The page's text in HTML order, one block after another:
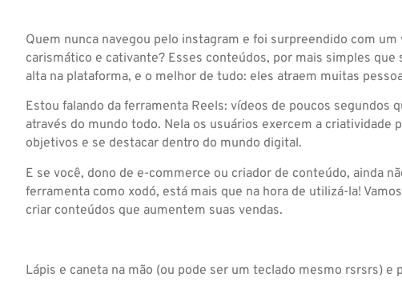
Quem nunca navegou pelo instagram e foi surpreendido com um
carismático e cativante? Esses conteúdos, por mais simples que
alta na plataforma, e o melhor de tudo: eles atraem muitas
Estou falando da ferramenta Reels: vídeos de poucos segundos
através do mundo todo. Nela os usuários exercem a criatividade
objetivos e se destacar dentro do mundo digital.
E se você, dono de e-commerce ou criador de conteúdo, ainda
ferramenta como xodó, está mais que na hora de utilizá-la!
criar conteúdos que aumentem suas vendas.
Lápis e caneta na mão (ou pode ser um teclado mesmo rsrsrs) e